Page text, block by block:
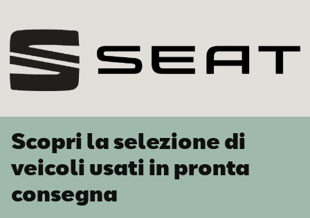
Scopri la selezione di
veicoli usati in pronta
consegna